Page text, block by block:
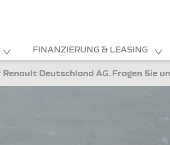
FINANZIERUNG & LEASING
Deutschland AG. Fragen Sie